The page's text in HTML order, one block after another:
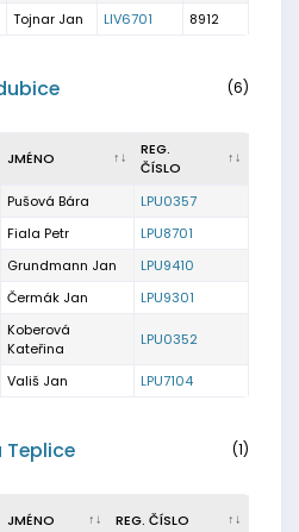
Tojnar Jan LIV6701 8912
(6)
JMÉNO
REG.
ČÍSLO
Pušová Bára
LPU0357
Fiala Petr
LPU8701
Grundmann Jan
LPU9410
Čermák Jan LPU9301
Koberová
Kateřina
LPU0352
Vališ Jan LPU7104
Teplice (1)
JMÉNO REG. ČÍSLO